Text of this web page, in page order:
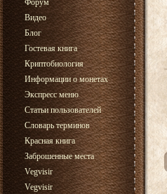
Форум
Видео
Блог
Гостевая книга
Криптобиология
Информации о монетах
Экспресс меню
Статьи пользователей
Словарь терминов
Красная книга
Заброшенные места
Vegvisir
Vegvisir